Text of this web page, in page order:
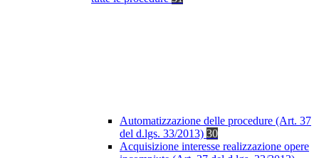
Automatizzazione delle procedure (Art. 37
del d.lgs. 33/2013) 30
Acquisizione interesse realizzazione opere